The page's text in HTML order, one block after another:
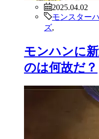
2025.04.02
モンスター
ズ
モンハンに
のは何故だ？